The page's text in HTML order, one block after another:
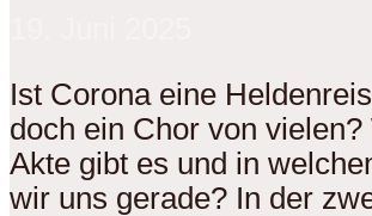
Ist Corona eine
doch ein Chor von
Akte gibt es und in
wir uns gerade? In der